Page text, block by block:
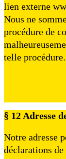
lien externe
Nous ne
procédure de
telle procédure.
§ 12 Adresse
Notre adresse
déclarations